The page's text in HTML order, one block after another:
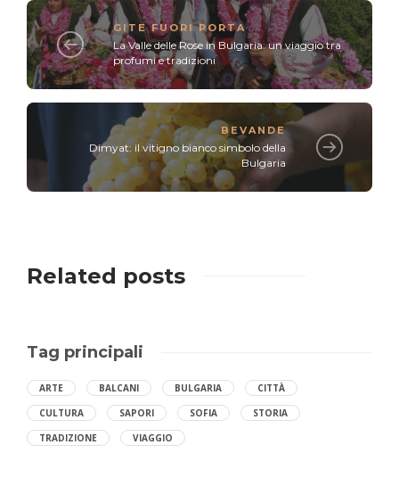
GITE FUORI PORTA
La Valle delle Rose in Bulgaria: un viaggio tra
profumi e tradizioni
BEVANDE
Dimyat: il vitigno bianco simbolo della
Bulgaria
Related posts
Tag principali
ARTE BALCANI BULGARIA
CITTÀ
CULTURA
SAPORI SOFIA
STORIA
TRADIZIONE
VIAGGIO